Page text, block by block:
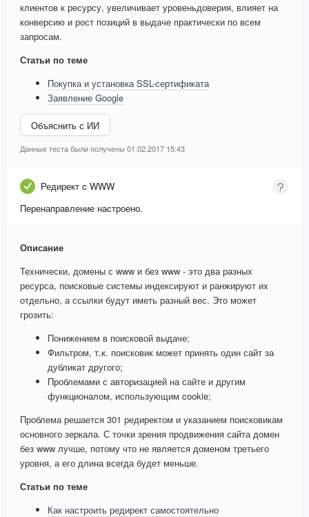
клиентов к ресурсу, увеличивает уровеньдоверия, влияет на
конверсию и рост позиций в выдаче практически по всем
запросам.
Статьи по теме
Покупка и установка SSL-сертификата
Заявление Google
Объяснить с ИИ
Данные теста были получены 01.02.2017 15:43
Редирект c WWW
Перенаправление настроено.
Описание
Технически, домены с www и без www - это два разных
ресурса, поисковые системы индексируют и ранжируют их
отдельно, а ссылки будут иметь разный вес. Это может
грозить:
Понижением в поисковой выдаче;
Фильтром, т.к. поисковик может принять один сайт за
дубликат другого;
Проблемами с авторизацией на сайте и другим
функционалом, использующим cookie;
Проблема решается 301 редиректом и указанием поисковикам
основного зеркала. С точки зрения продвижения сайта домен
без www лучше, потому что не является доменом третьего
уровня, а его длина всегда будет меньше.
Статьи по теме
Как настроить редирект самостоятельно